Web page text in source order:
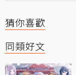
猜你喜歡
同類好文